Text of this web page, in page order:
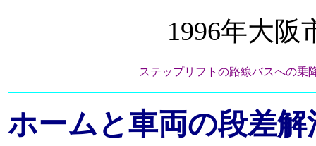
1996年大
ステップリフトの路線バスへの乗
ホームと車両の段差